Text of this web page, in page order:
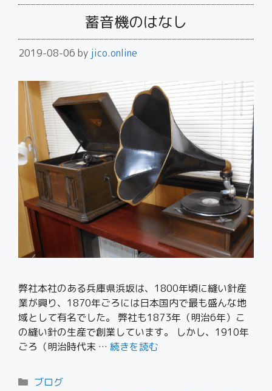
蓄音機のはなし
2019-08-06 by jico.online
弊社本社のある兵庫県浜坂は、1800年頃に縫い針産
業が興り、1870年ごろには日本国内で最も盛んな地
域として有名でした。 弊社も1873年（明治6年）こ
の縫い針の生産で創業しています。 しかし、1910年
ごろ（明治時代末 … 続きを読む
ブログ